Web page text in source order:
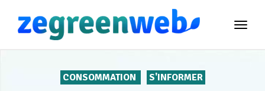
CONSOMMATION S'INFORMER